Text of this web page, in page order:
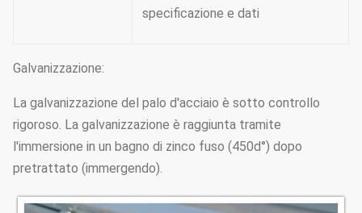
specificazione e dati
Galvanizzazione:
La galvanizzazione del palo d'acciaio è sotto controllo
rigoroso. La galvanizzazione è raggiunta tramite
l'immersione in un bagno di zinco fuso (450d°) dopo
pretrattato (immergendo).